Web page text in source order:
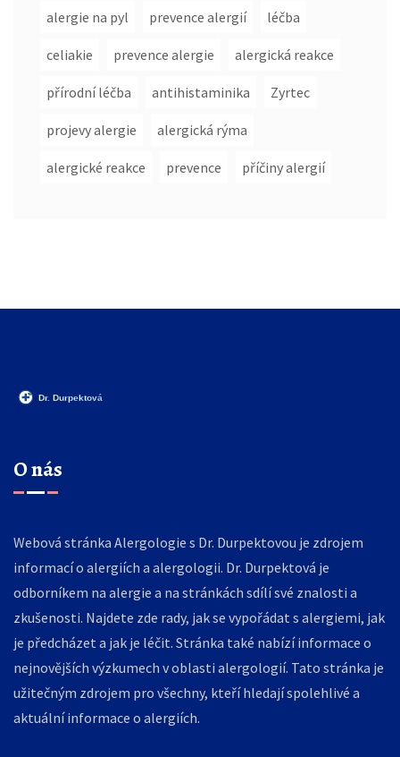
alergie na pyl prevence alergií léčba
celiakie prevence alergie alergická reakce
přírodní léčba antihistaminika Zyrtec
projevy alergie alergická rýma
alergické reakce prevence příčiny alergií
O nás
Webová stránka Alergologie s Dr. Durpektovou je zdrojem
informací o alergiích a alergologii. Dr. Durpektová je
odborníkem na alergie a na stránkách sdílí své znalosti a
zkušenosti. Najdete zde rady, jak se vypořádat s alergiemi, jak
je předcházet a jak je léčit. Stránka také nabízí informace o
nejnovějších výzkumech v oblasti alergologií. Tato stránka je
užitečným zdrojem pro všechny, kteří hledají spolehlivé a
aktuální informace o alergiích.